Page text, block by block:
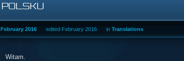
February 2016 edited February 2016 in Translations
Witam.